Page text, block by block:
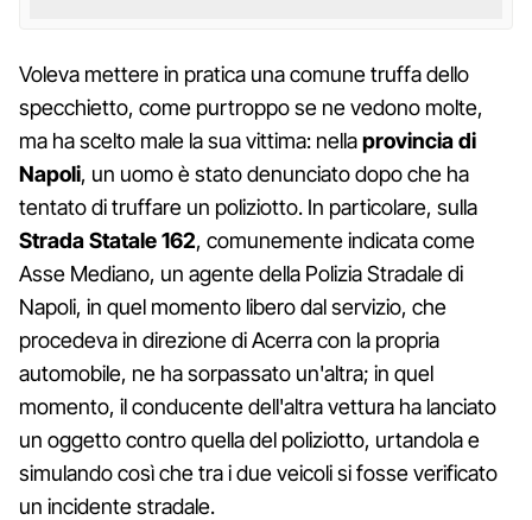
Voleva mettere in pratica una comune truffa dello
specchietto, come purtroppo se ne vedono molte,
ma ha scelto male la sua vittima: nellaprovincia di
Napoli, un uomo è stato denunciato dopo che ha
tentato di truffare un poliziotto. In particolare, sulla
Strada Statale 162, comunemente indicata come
Asse Mediano, un agente della Polizia Stradale di
Napoli, in quel momento libero dal servizio, che
procedeva in direzione di Acerra con la propria
automobile, ne ha sorpassato un'altra; in quel
momento, il conducente dell'altra vettura ha lanciato
un oggetto contro quella del poliziotto, urtandola e
simulando così che tra i due veicoli si fosse verificato
un incidente stradale.